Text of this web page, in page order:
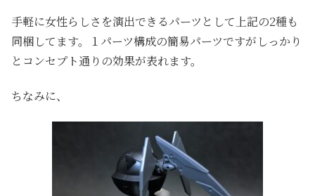
手軽に女性らしさを演出できるパーツとして上記の2種も
同梱してます。１パーツ構成の簡易パーツですがしっかり
とコンセプト通りの効果が表れます。
ちなみに、